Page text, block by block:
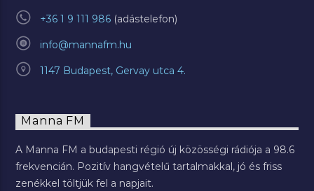
+36 1 9 111 986
info@mannafm.hu
1147 Budapest, Gervay utca 4.
Manna FM
A Manna FM a budapesti régió új közösségi rádiója a 98.6
frekvencián. Pozitív hangvételű tartalmakkal, jó és friss
zenékkel töltjük fel a napjait.